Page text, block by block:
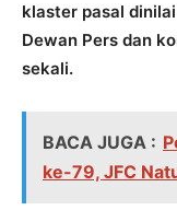
klaster pasal
Dewan Pers dan
sekali.
BACA JUGA :
ke-79, JFC